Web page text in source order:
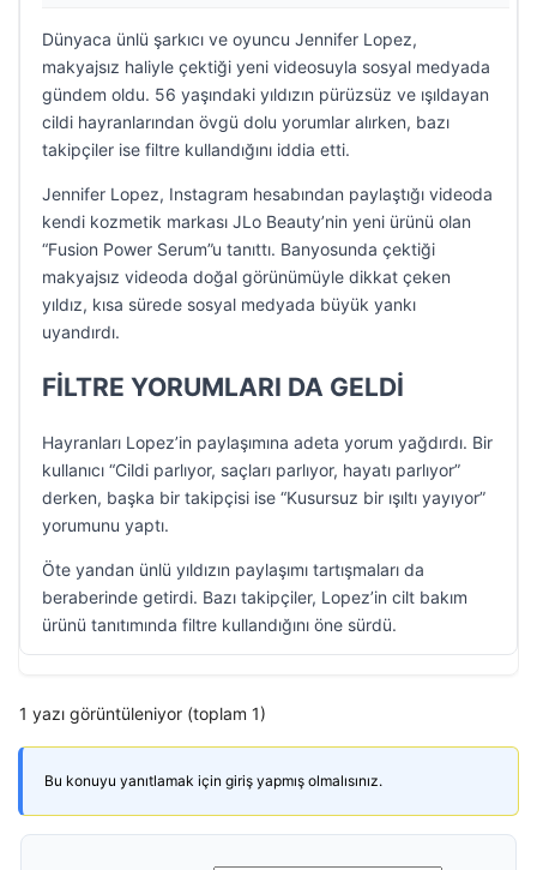
Dünyaca ünlü şarkıcı ve oyuncu Jennifer Lopez,
makyajsız haliyle çektiği yeni videosuyla sosyal medyada
gündem oldu. 56 yaşındaki yıldızın pürüzsüz ve ışıldayan
cildi hayranlarından övgü dolu yorumlar alırken, bazı
takipçiler ise filtre kullandığını iddia etti.
Jennifer Lopez, Instagram hesabından paylaştığı videoda
kendi kozmetik markası JLo Beauty’nin yeni ürünü olan
“Fusion Power Serum”u tanıttı. Banyosunda çektiği
makyajsız videoda doğal görünümüyle dikkat çeken
yıldız, kısa sürede sosyal medyada büyük yankı
uyandırdı.
FİLTRE YORUMLARI DA GELDİ
Hayranları Lopez’in paylaşımına adeta yorum yağdırdı. Bir
kullanıcı “Cildi parlıyor, saçları parlıyor, hayatı parlıyor”
derken, başka bir takipçisi ise “Kusursuz bir ışıltı yayıyor”
yorumunu yaptı.
Öte yandan ünlü yıldızın paylaşımı tartışmaları da
beraberinde getirdi. Bazı takipçiler, Lopez’in cilt bakım
ürünü tanıtımında filtre kullandığını öne sürdü.
1 yazı görüntüleniyor (toplam 1)
Bu konuyu yanıtlamak için giriş yapmış olmalısınız.